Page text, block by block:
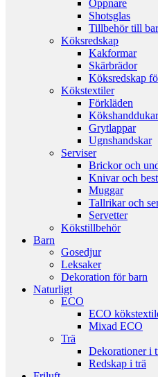
Öppnare
Shotsglas
Tillbehör till
Köksredskap
Kakformar
Skärbrädor
Köksredskap
Kökstextiler
Förkläden
Kökshanddukar
Grytlappar
Ugnshandskar
Serviser
Brickor och
Knivar och
Muggar
Tallrikar och
Servetter
Kökstillbehör
Barn
Gosedjur
Leksaker
Dekoration för barn
Naturligt
ECO
ECO
Mixad ECO
Trä
Dekorationer i
Redskap i trä